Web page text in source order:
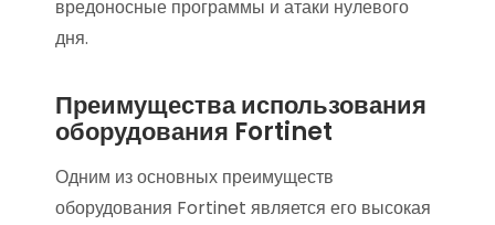
вредоносные программы и атаки нулевого
дня.
Преимущества использования
оборудования Fortinet
Одним из основных преимуществ
оборудования Fortinet является его высокая